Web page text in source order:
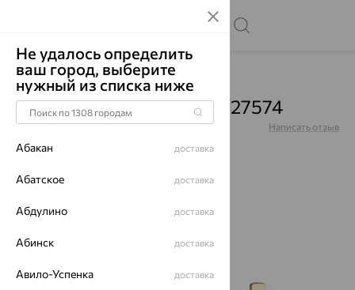
Главная Каталог Серьги Кварц
Серьги, золото, кварц, 727574
Артикул:727574 Написать отзыв
Не удалось определить
ваш город, выберите
нужный из списка ниже
Абакан доставка
Абатское доставка
Абдулино доставка
Абинск доставка
Авило-Успенка доставка